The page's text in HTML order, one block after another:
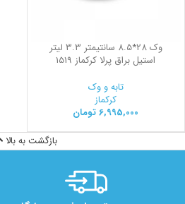
وک 28*8.5 سانتیمتر 3.3 لیتر
استیل براق پرلا کرکماز 1519
تابه و وک
کرکماز
6,995,000 تومان
بازگشت به بالا